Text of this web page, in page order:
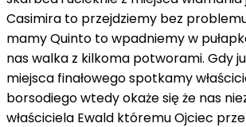
Casimira to przejdziemy bez
mamy Quinto to wpadniemy w
nas walka z kilkoma potworami. Gdy
miejsca finałowego spotkamy
borsodiego wtedy okaże się że nas
właściciela Ewald któremu Ojciec